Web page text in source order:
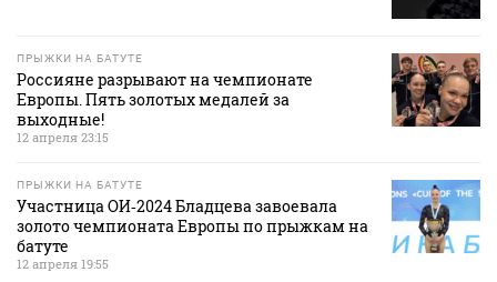
ПРЫЖКИ НА БАТУТЕ
Россияне разрывают на чемпионате
Европы. Пять золотых медалей за
выходные!
12 апреля 23:15
ПРЫЖКИ НА БАТУТЕ
Участница ОИ‑2024 Бладцева завоевала
золото чемпионата Европы по прыжкам на
батуте
12 апреля 19:55